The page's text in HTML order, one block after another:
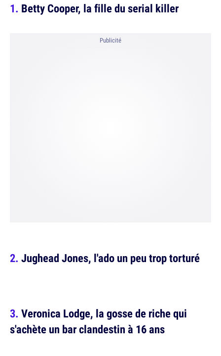
Betty Cooper, la fille du serial killer
Publicité
Jughead Jones, l'ado un peu trop torturé
Veronica Lodge, la gosse de riche qui
s'achète un bar clandestin à 16 ans